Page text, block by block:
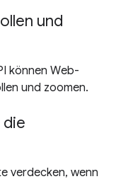
und
können Web-
und zoomen.
die
verdecken, wenn